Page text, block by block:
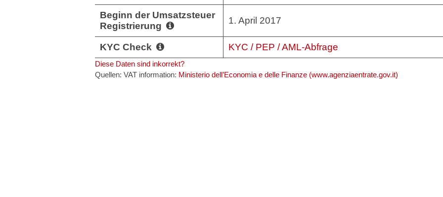
Beginn der Umsatzsteuer
Registrierung
1. April 2017
KYC Check KYC / PEP / AML-Abfrage
Diese Daten sind inkorrekt?
Quellen: VAT information: Ministerio dell’Economia e delle Finanze (www.agenziaentrate.gov.it)